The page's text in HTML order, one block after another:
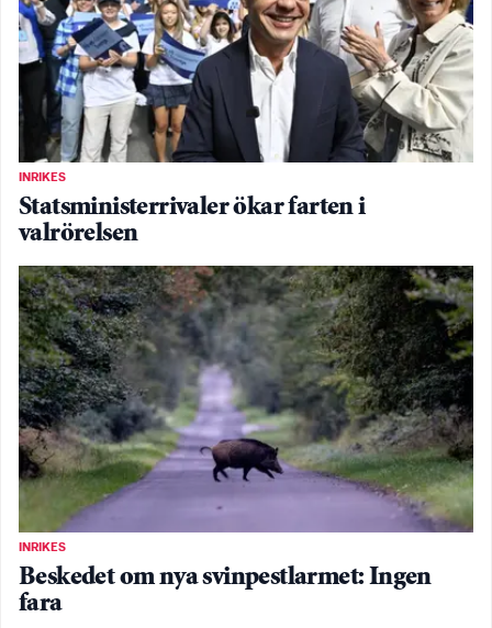
INRIKES
Statsministerrivaler ökar farten i
valrörelsen
INRIKES
Beskedet om nya svinpestlarmet: Ingen
fara